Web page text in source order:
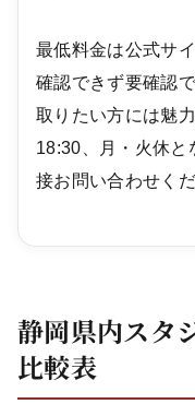
最低料金は公式サ
確認できず要確認
取りたい方には魅
18:30、月・火休と
接お問い合わせくだ
静岡県内スタ
比較表